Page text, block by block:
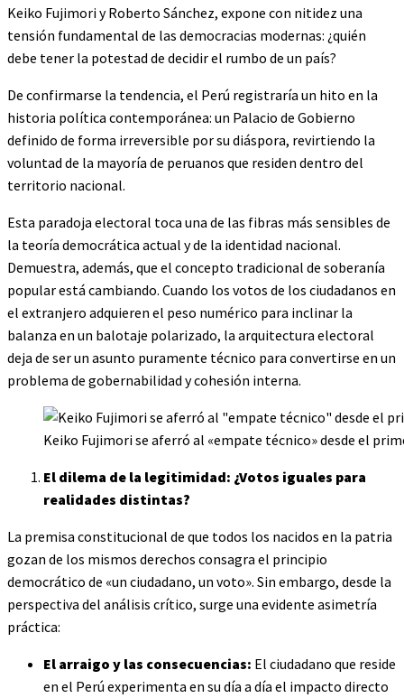
Keiko Fujimori y Roberto Sánchez, expone con nitidez una
tensión fundamental de las democracias modernas: ¿quién
debe tener la potestad de decidir el rumbo de un país?
De confirmarse la tendencia, el Perú registraría un hito en la
historia política contemporánea: un Palacio de Gobierno
definido de forma irreversible por su diáspora, revirtiendo la
voluntad de la mayoría de peruanos que residen dentro del
territorio nacional.
Esta paradoja electoral toca una de las fibras más sensibles de
la teoría democrática actual y de la identidad nacional.
Demuestra, además, que el concepto tradicional de soberanía
popular está cambiando. Cuando los votos de los ciudadanos en
el extranjero adquieren el peso numérico para inclinar la
balanza en un balotaje polarizado, la arquitectura electoral
deja de ser un asunto puramente técnico para convertirse en un
problema de gobernabilidad y cohesión interna.
Keiko Fujimori se aferró al «empate técnico» desde el
El dilema de la legitimidad: ¿Votos iguales para
realidades distintas?
La premisa constitucional de que todos los nacidos en la patria
gozan de los mismos derechos consagra el principio
democrático de «un ciudadano, un voto». Sin embargo, desde la
perspectiva del análisis crítico, surge una evidente asimetría
práctica:
El arraigo y las consecuencias: El ciudadano que reside
en el Perú experimenta en su día a día el impacto directo